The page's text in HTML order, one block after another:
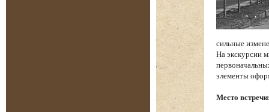
сильные
На экскурсии
элементы
Место